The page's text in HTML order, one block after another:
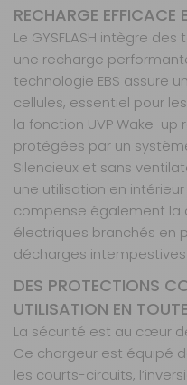
RECHARGE EFFICACE
Le GYSFLASH intègre
une recharge
technologie EBS assure
cellules, essentiel pour
la fonction UVP Wake-
protégées par un
Silencieux et sans
une utilisation en
compense également la
électriques branchés en
décharges
DES PROTECTIONS
UTILISATION EN
La sécurité est au cœur
Ce chargeur est équipé
les courts-circuits,